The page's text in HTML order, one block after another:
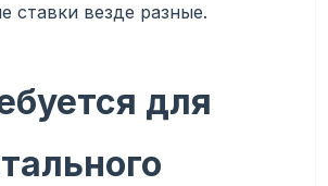
ставки везде разные.
для